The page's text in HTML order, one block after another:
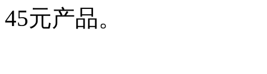
45元产品。